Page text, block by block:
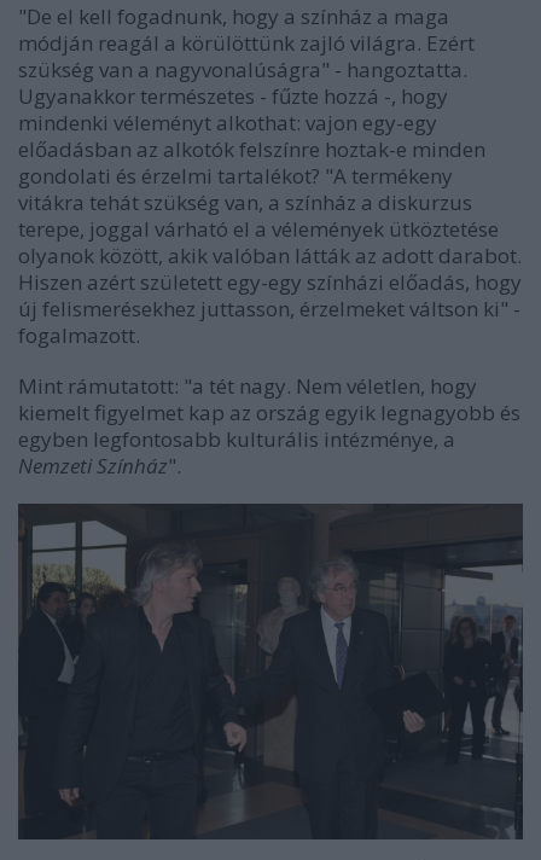
"De el kell fogadnunk, hogy a színház a maga
módján reagál a körülöttünk zajló világra. Ezért
szükség van a nagyvonalúságra" - hangoztatta.
Ugyanakkor természetes - fűzte hozzá -, hogy
mindenki véleményt alkothat: vajon egy-egy
előadásban az alkotók felszínre hoztak-e minden
gondolati és érzelmi tartalékot? "A termékeny
vitákra tehát szükség van, a színház a diskurzus
terepe, joggal várható el a vélemények ütköztetése
olyanok között, akik valóban látták az adott darabot.
Hiszen azért született egy-egy színházi előadás, hogy
új felismerésekhez juttasson, érzelmeket váltson ki" -
fogalmazott.
Mint rámutatott: "a tét nagy. Nem véletlen, hogy
kiemelt figyelmet kap az ország egyik legnagyobb és
egyben legfontosabb kulturális intézménye, a
Nemzeti Színház".